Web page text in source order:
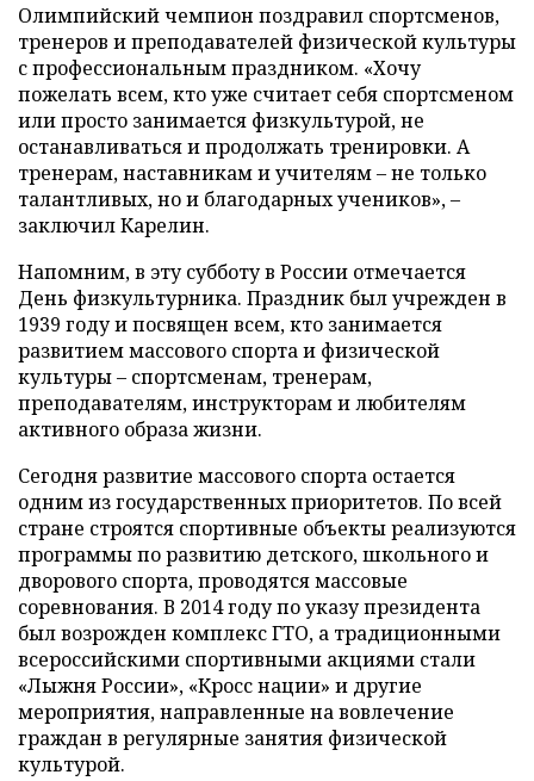
Олимпийский чемпион поздравил спортсменов,
тренеров и преподавателей физической культуры
с профессиональным праздником. «Хочу
пожелать всем, кто уже считает себя спортсменом
или просто занимается физкультурой, не
останавливаться и продолжать тренировки. А
тренерам, наставникам и учителям – не только
талантливых, но и благодарных учеников», –
заключил Карелин.
Напомним, в эту субботу в России отмечается
День физкультурника. Праздник был учрежден в
1939 году и посвящен всем, кто занимается
развитием массового спорта и физической
культуры – спортсменам, тренерам,
преподавателям, инструкторам и любителям
активного образа жизни.
Сегодня развитие массового спорта остается
одним из государственных приоритетов. По всей
стране строятся спортивные объекты реализуются
программы по развитию детского, школьного и
дворового спорта, проводятся массовые
соревнования. В 2014 году по указу президента
был возрожден комплекс ГТО, а традиционными
всероссийскими спортивными акциями стали
«Лыжня России», «Кросс нации» и другие
мероприятия, направленные на вовлечение
граждан в регулярные занятия физической
культурой.